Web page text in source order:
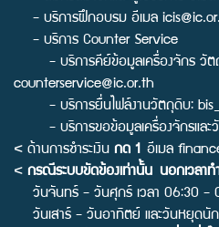
- บริการฝึกอบรม อีเมล
- บริการ Counter Service
- บริการคีย์ข้อมูลเครื่องจักร วัตถุ
counterservice@ic.or.th
- บริการยื่นไฟล์งานวัตถุดิบ:
- บริการขอข้อมูลเครื่องจักรและ
< ด้านการชำระเงิน กด 1 อีเมล
< กรณีระบบขัดข้องเท่านั้น นอกเวลาท
วันจันทร์ - วันศุกร์ เวลา 06:30 -
วันเสาร์ - วันอาทิตย์ และวันหยุดนั